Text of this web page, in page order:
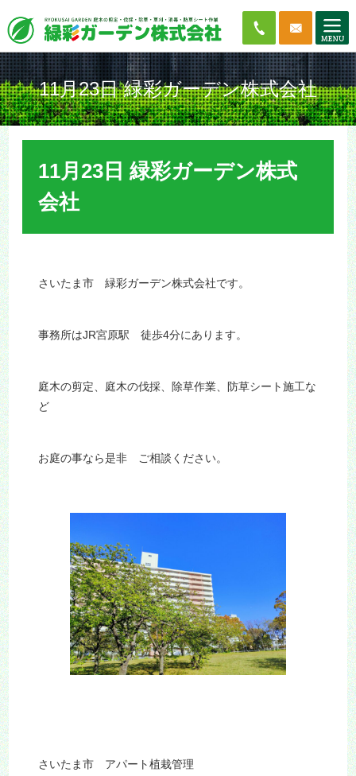
11月23日 緑彩ガーデン株式会社
11月23日 緑彩ガーデン株式
会社
さいたま市 緑彩ガーデン株式会社です。
事務所はJR宮原駅 徒歩4分にあります。
庭木の剪定、庭木の伐採、除草作業、防草シート施工な
ど
お庭の事なら是非 ご相談ください。
さいたま市 アパート植栽管理